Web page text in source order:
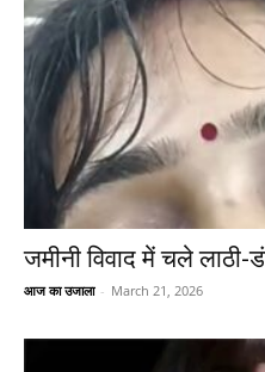
जमीनी विवाद में चले
आज का उजाला - March 21, 2026